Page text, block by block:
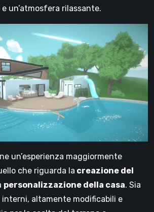
e un’atmosfera rilassante.
un’esperienza maggiormente
che riguarda la creazione del
personalizzazione della casa. Sia
interni, altamente modificabili e